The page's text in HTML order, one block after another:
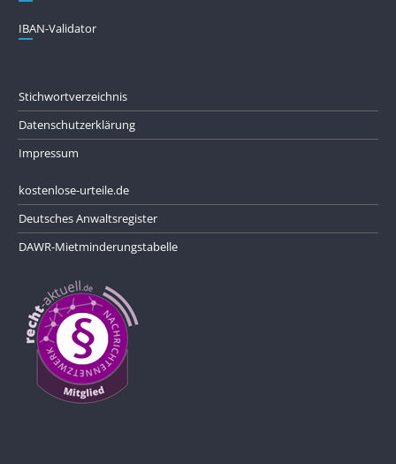
IBAN-Validator
Stichwortverzeichnis
Datenschutzerklärung
Impressum
kostenlose-urteile.de
Deutsches Anwaltsregister
DAWR-Mietminderungstabelle